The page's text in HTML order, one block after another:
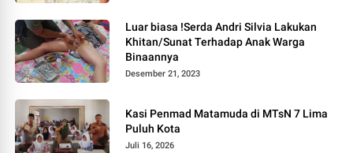
Luar biasa !Serda Andri Silvia Lakukan
Khitan/Sunat Terhadap Anak Warga
Binaannya
Desember 21, 2023
Kasi Penmad Matamuda di MTsN 7 Lima
Puluh Kota
Juli 16, 2026